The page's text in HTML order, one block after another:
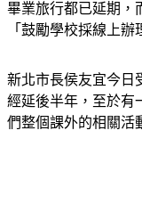
畢業旅行都已延期，
「鼓勵學校採線上辦
新北市長侯友宜今日
經延後半年，至於有
們整個課外的相關活